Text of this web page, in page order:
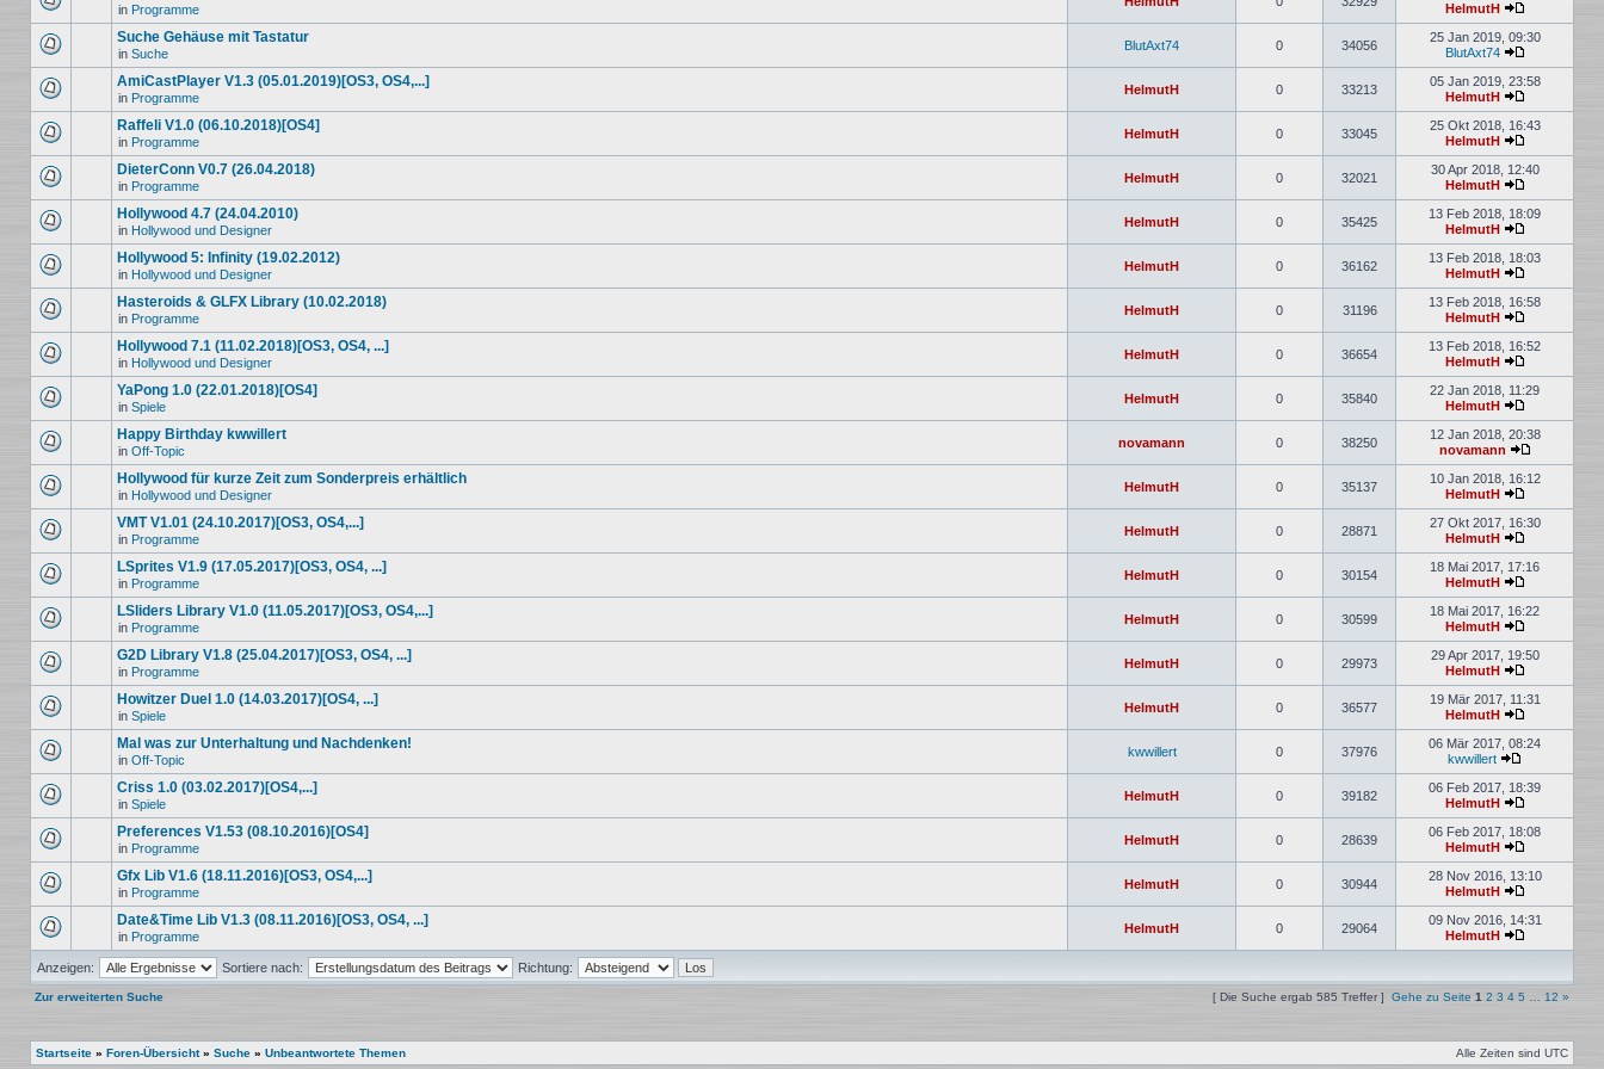
in Programme HelmutH
Suche Gehäuse mit Tastatur
in Suche
BlutAxt74 0 34056
25 Jan 2019, 09:30
BlutAxt74
AmiCastPlayer V1.3 (05.01.2019)[OS3, OS4,...]
in Programme
HelmutH 0 33213
05 Jan 2019, 23:58
HelmutH
Raffeli V1.0 (06.10.2018)[OS4]
in Programme
HelmutH 0 33045
25 Okt 2018, 16:43
HelmutH
DieterConn V0.7 (26.04.2018)
in Programme
HelmutH 0 32021
30 Apr 2018, 12:40
HelmutH
Hollywood 4.7 (24.04.2010)
in Hollywood und Designer
HelmutH 0 35425
13 Feb 2018, 18:09
HelmutH
Hollywood 5: Infinity (19.02.2012)
in Hollywood und Designer
HelmutH 0 36162
13 Feb 2018, 18:03
HelmutH
Hasteroids & GLFX Library (10.02.2018)
in Programme
HelmutH 0 31196
13 Feb 2018, 16:58
HelmutH
Hollywood 7.1 (11.02.2018)[OS3, OS4, ...]
in Hollywood und Designer
HelmutH 0 36654
13 Feb 2018, 16:52
HelmutH
YaPong 1.0 (22.01.2018)[OS4]
in Spiele
HelmutH 0 35840
22 Jan 2018, 11:29
HelmutH
Happy Birthday kwwillert
in Off-Topic
novamann 0 38250
12 Jan 2018, 20:38
novamann
Hollywood für kurze Zeit zum Sonderpreis erhältlich
in Hollywood und Designer
HelmutH 0 35137
10 Jan 2018, 16:12
HelmutH
VMT V1.01 (24.10.2017)[OS3, OS4,...]
in Programme
HelmutH 0 28871
27 Okt 2017, 16:30
HelmutH
LSprites V1.9 (17.05.2017)[OS3, OS4, ...]
in Programme
HelmutH 0 30154
18 Mai 2017, 17:16
HelmutH
LSliders Library V1.0 (11.05.2017)[OS3, OS4,...]
in Programme
HelmutH 0 30599
18 Mai 2017, 16:22
HelmutH
G2D Library V1.8 (25.04.2017)[OS3, OS4, ...]
in Programme
HelmutH 0 29973
29 Apr 2017, 19:50
HelmutH
Howitzer Duel 1.0 (14.03.2017)[OS4, ...]
in Spiele
HelmutH 0 36577
19 Mär 2017, 11:31
HelmutH
Mal was zur Unterhaltung und Nachdenken!
in Off-Topic
kwwillert 0 37976
06 Mär 2017, 08:24
kwwillert
Criss 1.0 (03.02.2017)[OS4,...]
in Spiele
HelmutH 0 39182
06 Feb 2017, 18:39
HelmutH
Preferences V1.53 (08.10.2016)[OS4]
in Programme
HelmutH 0 28639
06 Feb 2017, 18:08
HelmutH
Gfx Lib V1.6 (18.11.2016)[OS3, OS4,...]
in Programme
HelmutH 0 30944
28 Nov 2016, 13:10
HelmutH
Date&Time Lib V1.3 (08.11.2016)[OS3, OS4, ...]
in Programme
HelmutH 0 29064
09 Nov 2016, 14:31
HelmutH
Anzeigen: Sortiere nach: Richtung:
Zur erweiterten Suche [ Die Suche ergab 585 Treffer ] Gehe zu Seite 1 2 3 4 5 12 »
Startseite » Foren-Übersicht» Suche » Unbeantwortete Themen Alle Zeiten sind UTC